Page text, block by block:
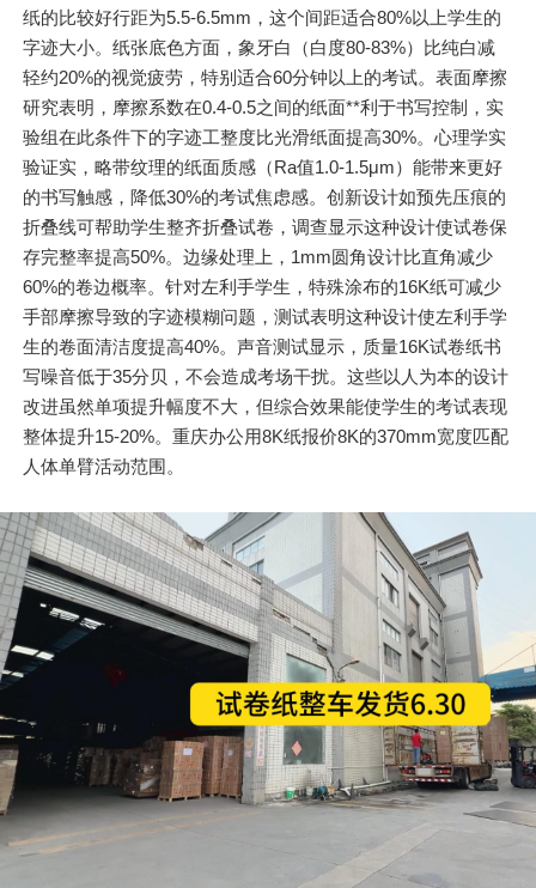
纸的比较好行距为5.5-6.5mm，这个间距适合80%以上学生的
字迹大小。纸张底色方面，象牙白（白度80-83%）比纯白减
轻约20%的视觉疲劳，特别适合60分钟以上的考试。表面摩擦
研究表明，摩擦系数在0.4-0.5之间的纸面**利于书写控制，实
验组在此条件下的字迹工整度比光滑纸面提高30%。心理学实
验证实，略带纹理的纸面质感（Ra值1.0-1.5μm）能带来更好
的书写触感，降低30%的考试焦虑感。创新设计如预先压痕的
折叠线可帮助学生整齐折叠试卷，调查显示这种设计使试卷保
存完整率提高50%。边缘处理上，1mm圆角设计比直角减少
60%的卷边概率。针对左利手学生，特殊涂布的16K纸可减少
手部摩擦导致的字迹模糊问题，测试表明这种设计使左利手学
生的卷面清洁度提高40%。声音测试显示，质量16K试卷纸书
写噪音低于35分贝，不会造成考场干扰。这些以人为本的设计
改进虽然单项提升幅度不大，但综合效果能使学生的考试表现
整体提升15-20%。重庆办公用8K纸报价8K的370mm宽度匹配
人体单臂活动范围。